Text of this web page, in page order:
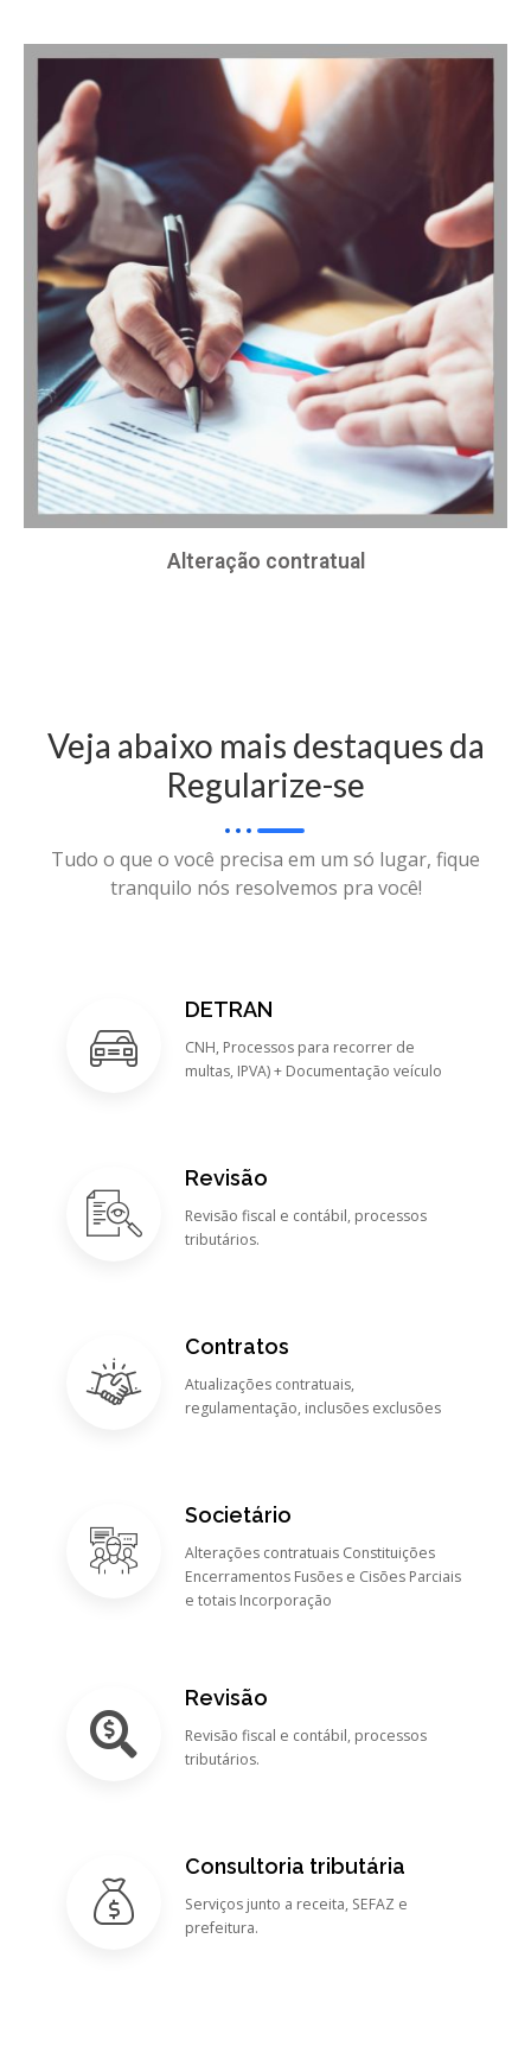
Alteração contratual
Veja abaixo mais destaques da
Regularize-se
Tudo o que o você precisa em um só lugar, fique
tranquilo nós resolvemos pra você!
DETRAN
CNH, Processos para recorrer de
multas, IPVA) + Documentação veículo
Revisão
Revisão fiscal e contábil, processos
tributários.
Contratos
Atualizações contratuais,
regulamentação, inclusões exclusões
Societário
Alterações contratuais Constituições
Encerramentos Fusões e Cisões Parciais
e totais Incorporação
Revisão
Revisão fiscal e contábil, processos
tributários.
Consultoria tributária
Serviços junto a receita, SEFAZ e
prefeitura.